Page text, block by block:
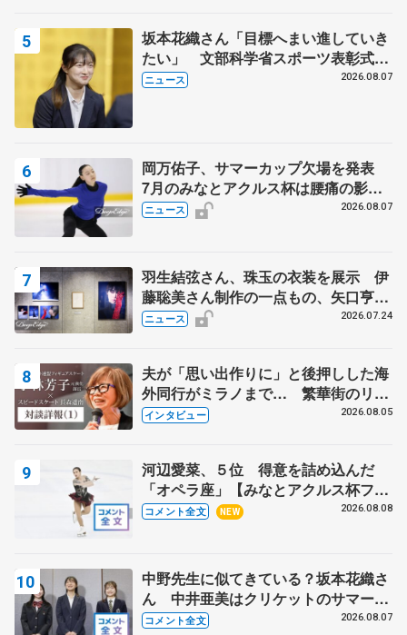
坂本花織さん「目標へまい進していき
たい」 文部科学省スポーツ表彰式で
代表謝辞
ニュース 2026.08.07
岡万佑子、サマーカップ欠場を発表
7月のみなとアクルス杯は腰痛の影響
で
ニュース 2026.08.07
羽生結弦さん、珠玉の衣装を展示 伊
藤聡美さん制作の一点もの、矢口亨さ
んが撮影
ニュース 2026.07.24
夫が「思い出作りに」と後押しした海
外同行がミラノまで… 繁華街のリン
クでは不良のお兄さんも味方に 小林
インタビュー 2026.08.05
河辺愛菜、５位 得意を詰め込んだ
「オペラ座」【みなとアクルス杯フリ
ー】
コメント全文 NEW 2026.08.08
中野先生に似てきている？坂本花織さ
ん 中井亜美はクリケットのサマーキ
ャンプに 島田麻央はたくさん試合に
コメント全文 2026.08.07